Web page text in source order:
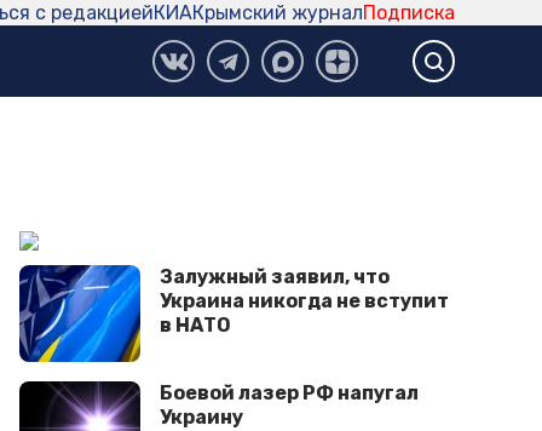
Подписка
Крымский журнал
КИА
с редакцией
Залужный заявил, что
Украина никогда не вступит
в НАТО
Боевой лазер РФ напугал
Украину